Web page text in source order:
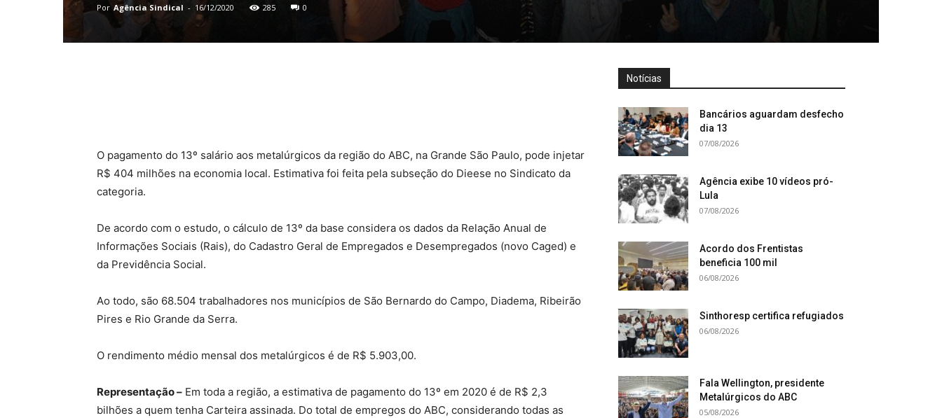
Por Agência Sindical - 16/12/2020 285 0
O pagamento do 13º salário aos metalúrgicos da região do ABC, na Grande São Paulo, pode injetar
R$ 404 milhões na economia local. Estimativa foi feita pela subseção do Dieese no Sindicato da
categoria.
De acordo com o estudo, o cálculo de 13º da base considera os dados da Relação Anual de
Informações Sociais (Rais), do Cadastro Geral de Empregados e Desempregados (novo Caged) e
da Previdência Social.
Ao todo, são 68.504 trabalhadores nos municípios de São Bernardo do Campo, Diadema, Ribeirão
Pires e Rio Grande da Serra.
O rendimento médio mensal dos metalúrgicos é de R$ 5.903,00.
Representação – Em toda a região, a estimativa de pagamento do 13º em 2020 é de R$ 2,3
bilhões a quem tenha Carteira assinada. Do total de empregos do ABC, considerando todas as
Notícias
Bancários aguardam desfecho
dia 13
07/08/2026
Agência exibe 10 vídeos pró-
Lula
07/08/2026
Acordo dos Frentistas
beneficia 100 mil
06/08/2026
Sinthoresp certifica refugiados
06/08/2026
Fala Wellington, presidente
Metalúrgicos do ABC
05/08/2026